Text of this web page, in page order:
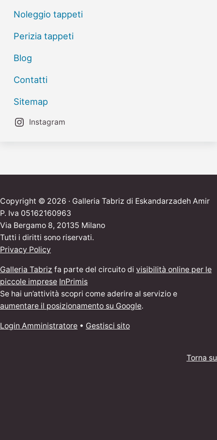
Noleggio tappeti
Perizia tappeti
Blog
Contatti
Sitemap
Instagram
Copyright © 2026 · Galleria Tabriz di Eskandarzadeh Amir
P. Iva 05162160963
Via Bergamo 8, 20135 Milano
Tutti i diritti sono riservati.
Privacy Policy
Galleria Tabriz fa parte del circuito divisibilità online per le
piccole imprese InPrimis
Se hai un’attività scopri come aderire al servizio e
aumentare il posizionamento su Google.
Login Amministratore • Gestisci sito
Torna su